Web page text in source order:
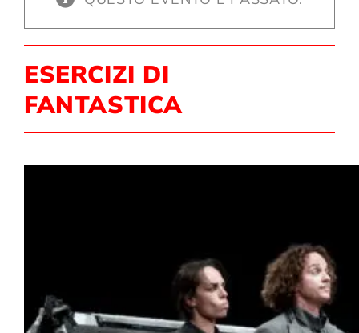
Sostienici
ESERCIZI DI
FANTASTICA